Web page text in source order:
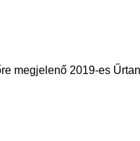
megjelenő 2019-es